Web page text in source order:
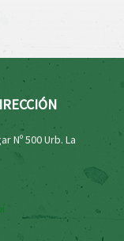
Nº 500 Urb. La